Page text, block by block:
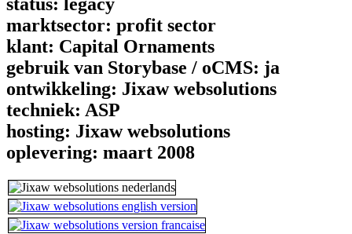
marktsector: profit sector
klant: Capital Ornaments
gebruik van Storybase / oCMS: ja
ontwikkeling: Jixaw websolutions
techniek: ASP
hosting: Jixaw websolutions
oplevering: maart 2008